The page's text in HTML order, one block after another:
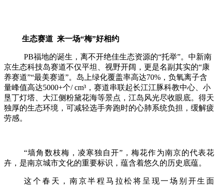
生态赛道 来一场“梅”好相约
PB福地的诞生，离不开绝佳生态资源的“托举”。中新南
京生态科技岛赛道不仅平坦、视野开阔，更是名副其实的“康
养赛道”“最美赛道”。岛上绿化覆盖率高达70%，负氧离子含
量峰值高达5000+个/ cm³，赛道串联起长江江豚科教中心、小
垦丁灯塔、大江侧粉黛花海等景点，江岛风光尽收眼底。得天
独厚的生态环境，可减轻选手奔跑时的心肺系统负担，缓解疲
劳感。
“墙角数枝梅，凌寒独自开”，梅花作为南京的代表花
卉，是南京城市文化的重要标识，蕴含着悠久的历史底蕴。
这个春天，南京半程马拉松将呈现一场别开生面